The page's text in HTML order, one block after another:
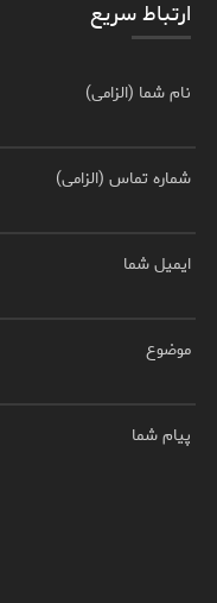
ارتباط سریع
نام شما (الزامی)
شماره تماس (الزامی)
ایمیل شما
موضوع
پیام شما